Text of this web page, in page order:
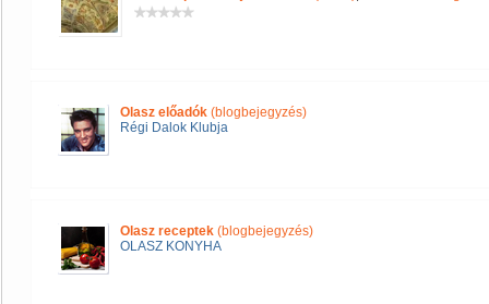
Olasz előadók (blogbejegyzés)
Régi Dalok Klubja
Olasz receptek (blogbejegyzés)
OLASZ KONYHA